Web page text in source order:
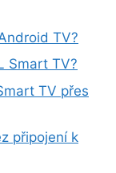
TV?
Smart TV?
TV přes
připojení k